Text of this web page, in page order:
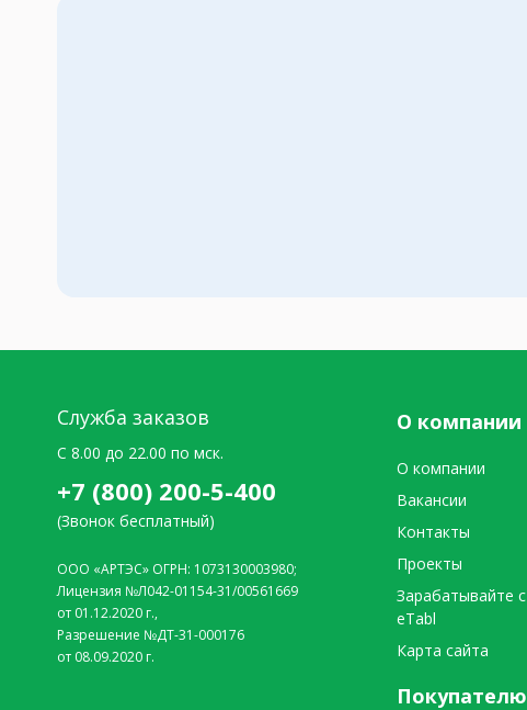
Служба заказов
C 8.00 до 22.00 по мск.
+7 (800) 200-5-400
(Звонок бесплатный)
ООО «АРТЭС» ОГРН: 1073130003980;
Лицензия №Л042-01154-31/00561669
от 01.12.2020 г.,
Разрешение №ДТ-31-000176
от 08.09.2020 г.
О компании
О компании
Вакансии
Контакты
Проекты
Зарабатывайте с
eTabl
Карта сайта
Покупателю